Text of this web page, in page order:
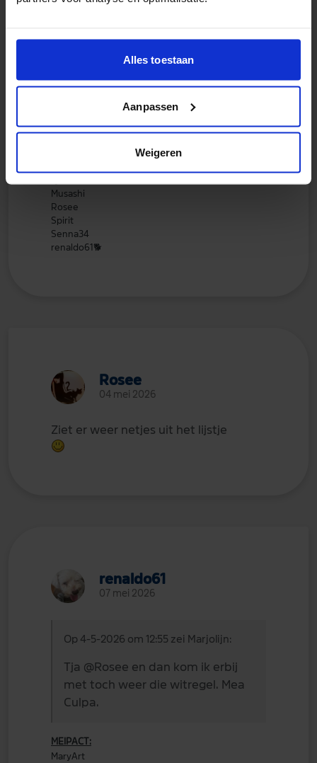
Alles toestaan
Aanpassen
Weigeren
04 mei 2026
kaatje 🌺
Musashi
Rosee
Spirit
Senna34
renaldo61 🐕
Rosee
04 mei 2026
Ziet er weer netjes uit het lijstje
renaldo61
07 mei 2026
Op 4-5-2026 om 12:55 zei Marjolijn:
Tja @Rosee en dan kom ik erbij
met toch weer die witregel. Mea
Culpa.
MEIPACT:
MaryArt